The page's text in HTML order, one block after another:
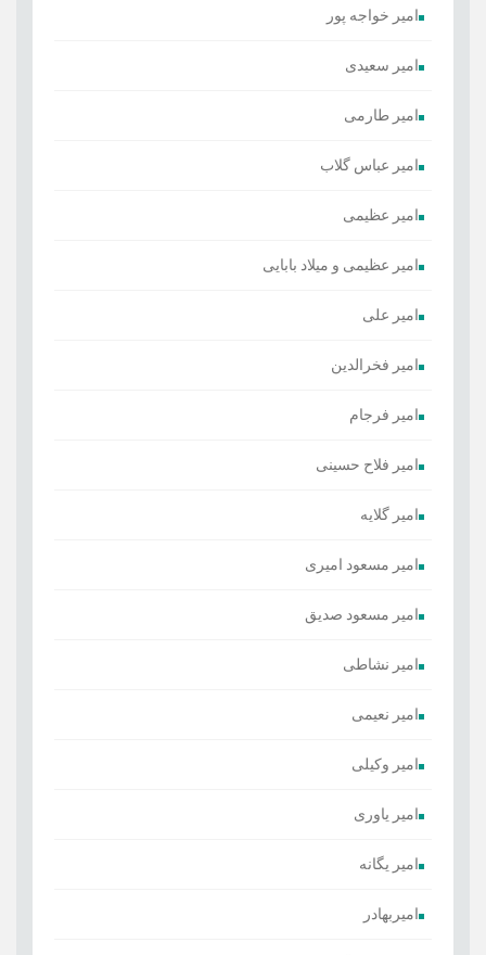
امیر خواجه پور
امیر سعیدی
امیر طارمی
امیر عباس گلاب
امیر عظیمی
امیر عظیمی و میلاد بابایی
امیر علی
امیر فخرالدین
امیر فرجام
امیر فلاح حسینی
امیر گلایه
امیر مسعود امیری
امیر مسعود صدیق
امیر نشاطی
امیر نعیمی
امیر وکیلی
امیر یاوری
امیر یگانه
امیربهادر